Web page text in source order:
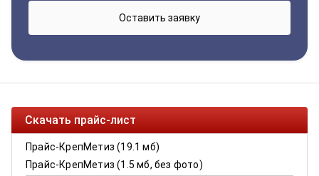
Скачать прайс-лист
Прайс-КрепМетиз (19.1 мб)
Прайс-КрепМетиз (1.5 мб, без фото)